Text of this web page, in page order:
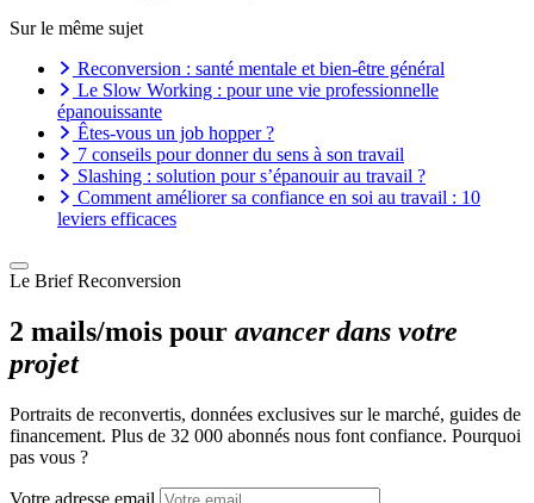
Sur le même sujet
Reconversion : santé mentale et bien-être général
Le Slow Working : pour une vie professionnelle
épanouissante
Êtes-vous un job hopper ?
7 conseils pour donner du sens à son travail
Slashing : solution pour s’épanouir au travail ?
Comment améliorer sa confiance en soi au travail : 10
leviers efficaces
Le Brief Reconversion
2 mails/mois pour avancer dans votre
projet
Portraits de reconvertis, données exclusives sur le marché, guides de
financement. Plus de 32 000 abonnés nous font confiance. Pourquoi
pas vous ?
Votre adresse email